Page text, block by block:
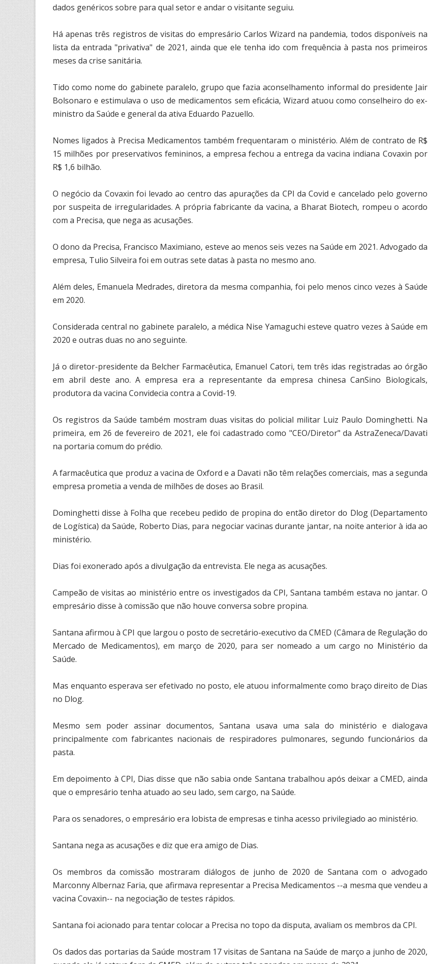
dados genéricos sobre para qual setor e andar o visitante seguiu.
Há apenas três registros de visitas do empresário Carlos Wizard na pandemia, todos disponíveis na
lista da entrada "privativa" de 2021, ainda que ele tenha ido com frequência à pasta nos primeiros
meses da crise sanitária.
Tido como nome do gabinete paralelo, grupo que fazia aconselhamento informal do presidente Jair
Bolsonaro e estimulava o uso de medicamentos sem eficácia, Wizard atuou como conselheiro do ex-
ministro da Saúde e general da ativa Eduardo Pazuello.
Nomes ligados à Precisa Medicamentos também frequentaram o ministério. Além de contrato de R$
15 milhões por preservativos femininos, a empresa fechou a entrega da vacina indiana Covaxin por
R$ 1,6 bilhão.
O negócio da Covaxin foi levado ao centro das apurações da CPI da Covid e cancelado pelo governo
por suspeita de irregularidades. A própria fabricante da vacina, a Bharat Biotech, rompeu o acordo
com a Precisa, que nega as acusações.
O dono da Precisa, Francisco Maximiano, esteve ao menos seis vezes na Saúde em 2021. Advogado da
empresa, Tulio Silveira foi em outras sete datas à pasta no mesmo ano.
Além deles, Emanuela Medrades, diretora da mesma companhia, foi pelo menos cinco vezes à Saúde
em 2020.
Considerada central no gabinete paralelo, a médica Nise Yamaguchi esteve quatro vezes à Saúde em
2020 e outras duas no ano seguinte.
Já o diretor-presidente da Belcher Farmacêutica, Emanuel Catori, tem três idas registradas ao órgão
em abril deste ano. A empresa era a representante da empresa chinesa CanSino Biologicals,
produtora da vacina Convidecia contra a Covid-19.
Os registros da Saúde também mostram duas visitas do policial militar Luiz Paulo Dominghetti. Na
primeira, em 26 de fevereiro de 2021, ele foi cadastrado como "CEO/Diretor" da AstraZeneca/Davati
na portaria comum do prédio.
A farmacêutica que produz a vacina de Oxford e a Davati não têm relações comerciais, mas a segunda
empresa prometia a venda de milhões de doses ao Brasil.
Dominghetti disse à Folha que recebeu pedido de propina do então diretor do Dlog (Departamento
de Logística) da Saúde, Roberto Dias, para negociar vacinas durante jantar, na noite anterior à ida ao
ministério.
Dias foi exonerado após a divulgação da entrevista. Ele nega as acusações.
Campeão de visitas ao ministério entre os investigados da CPI, Santana também estava no jantar. O
empresário disse à comissão que não houve conversa sobre propina.
Santana afirmou à CPI que largou o posto de secretário-executivo da CMED (Câmara de Regulação do
Mercado de Medicamentos), em março de 2020, para ser nomeado a um cargo no Ministério da
Saúde.
Mas enquanto esperava ser efetivado no posto, ele atuou informalmente como braço direito de Dias
no Dlog.
Mesmo sem poder assinar documentos, Santana usava uma sala do ministério e dialogava
principalmente com fabricantes nacionais de respiradores pulmonares, segundo funcionários da
pasta.
Em depoimento à CPI, Dias disse que não sabia onde Santana trabalhou após deixar a CMED, ainda
que o empresário tenha atuado ao seu lado, sem cargo, na Saúde.
Para os senadores, o empresário era lobista de empresas e tinha acesso privilegiado ao ministério.
Santana nega as acusações e diz que era amigo de Dias.
Os membros da comissão mostraram diálogos de junho de 2020 de Santana com o advogado
Marconny Albernaz Faria, que afirmava representar a Precisa Medicamentos --a mesma que vendeu a
vacina Covaxin-- na negociação de testes rápidos.
Santana foi acionado para tentar colocar a Precisa no topo da disputa, avaliam os membros da CPI.
Os dados das portarias da Saúde mostram 17 visitas de Santana na Saúde de março a junho de 2020,